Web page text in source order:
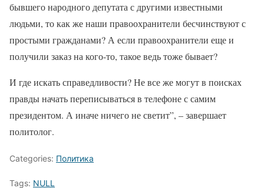
бывшего народного депутата с другими известными
людьми, то как же наши правоохранители бесчинствуют с
простыми гражданами? А если правоохранители еще и
получили заказ на кого-то, такое ведь тоже бывает?
И где искать справедливости? Не все же могут в поисках
правды начать переписываться в телефоне с самим
президентом. А иначе ничего не светит”, – завершает
политолог.
Categories: Политика
Tags: NULL